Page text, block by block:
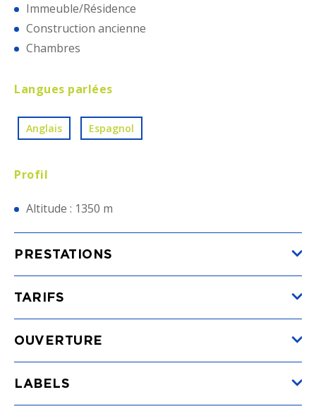
Immeuble/Résidence
Construction ancienne
Chambres
Langues parlées
Anglais Espagnol
Profil
Altitude : 1350 m
PRESTATIONS
TARIFS
Pension complète (/ pers.)
OUVERTURE
LABELS